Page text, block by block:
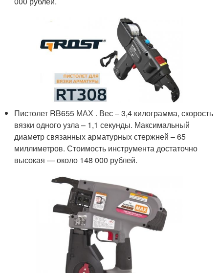
Пистолет RB655 МАХ . Вес – 3,4 килограмма, скорость
вязки одного узла – 1,1 секунды. Максимальный
диаметр связанных арматурных стержней – 65
миллиметров. Стоимость инструмента достаточно
высокая — около 148 000 рублей.